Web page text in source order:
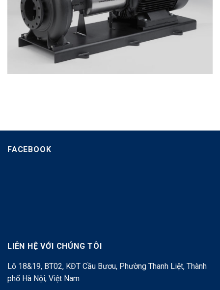
FACEBOOK
LIÊN HỆ VỚI CHÚNG TÔI
Lô 18&19, BT02, KĐT Cầu Bươu, Phường Thanh Liệt, Thành
phố Hà Nội, Việt Nam